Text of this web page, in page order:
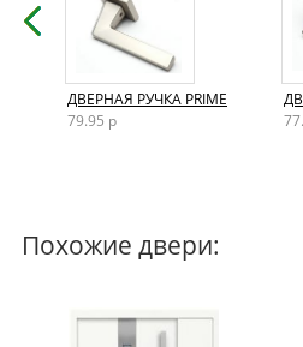
1контур герметичного
контура герметичного
Верхний замок:
Нижний замок: Securemme
Ручка: pava, цвет на
Декоративная капитель:
ДВЕРНАЯ РУЧКА PRIME
79.95 р
Похожие двери: